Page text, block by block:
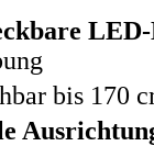
bis 170